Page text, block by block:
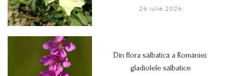
26 iulie 2026
Din flora sălbatică a României:
gladiolele sălbatice